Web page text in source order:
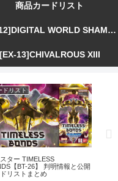
商品カードリスト
[EX-12]DIGITAL WORLD SHAMBALA
[EX-13]CHIVALROUS XIII
ドリスト
ター TIMELESS
【BT-26】 判明情報と公開
リストまとめ